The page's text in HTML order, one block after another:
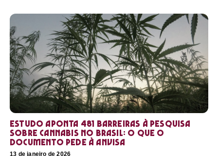
Estudo aponta 481 barreiras à pesquisa
sobre cannabis no Brasil: o que o
documento pede à Anvisa
13 de janeiro de 2026